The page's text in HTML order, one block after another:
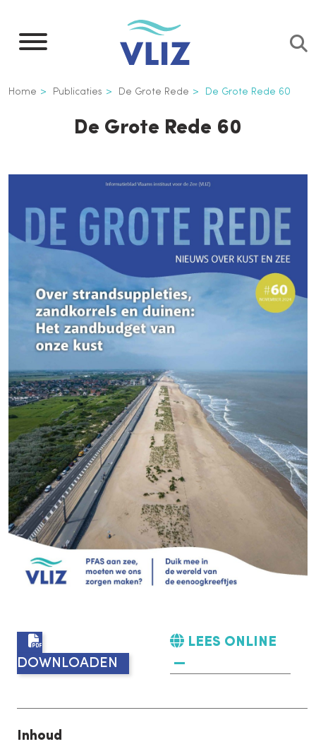
naar
inhoud
Kruimelpad
Home Publicaties De Grote Rede De Grote Rede 60
De Grote Rede 60
DOWNLOADEN
LEES ONLINE
Inhoud